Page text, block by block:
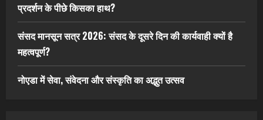
प्रदर्शन के पीछे किसका हाथ?
संसद मानसून सत्र 2026: संसद के दूसरे दिन की कार्यवाही क्यों है
महत्वपूर्ण?
नोएडा में सेवा, संवेदना और संस्कृति का अद्भुत उत्सव